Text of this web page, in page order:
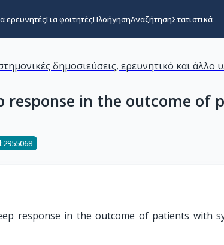
ερευνητέςΓια φοιτητέςΠλοήγησηΑναζήτησηΣτατιστικά
δημοσιεύσεις, ερευνητικό και άλλο
in the outcome of
response in the outcome of patients with